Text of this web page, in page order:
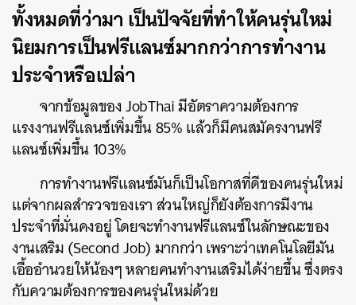
ทั้งหมดที่ว่ามา เป็นปัจจัยที่ทำให้คนรุ่นใหม่
นิยมการเป็นฟรีแลนซ์มากกว่าการทำงาน
ประจำหรือเปล่า
จากข้อมูลของ JobThai มีอัตราความต้องการ
แรงงานฟรีแลนซ์เพิ่มขึ้น 85% แล้วก็มีคนสมัครงานฟรี
แลนซ์เพิ่มขึ้น 103%
การทำงานฟรีแลนซ์มันก็เป็นโอกาสที่ดีของคนรุ่นใหม่
แต่จากผลสำรวจของเรา ส่วนใหญ่ก็ยังต้องการมีงาน
ประจำที่มั่นคงอยู่ โดยจะทำงานฟรีแลนซ์ในลักษณะของ
งานเสริม (Second Job) มากกว่า เพราะว่าเทคโนโลยีมัน
เอื้ออำนวยให้น้องๆ หลายคนทำงานเสริมได้ง่ายขึ้น ซึ่งตรง
กับความต้องการของคนรุ่นใหม่ด้วย